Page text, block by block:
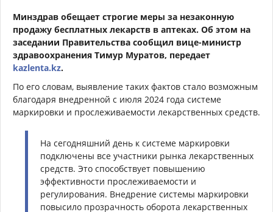
Минздрав обещает строгие меры за незаконную
продажу бесплатных лекарств в аптеках. Об этом на
заседании Правительства сообщил вице-министр
здравоохранения Тимур Муратов, передает
kazlenta.kz.
По его словам, выявление таких фактов стало возможным
благодаря внедренной с июля 2024 года системе
маркировки и прослеживаемости лекарственных средств.
На сегодняшний день к системе маркировки
подключены все участники рынка лекарственных
средств. Это способствует повышению
эффективности прослеживаемости и
регулирования. Внедрение системы маркировки
повысило прозрачность оборота лекарственных